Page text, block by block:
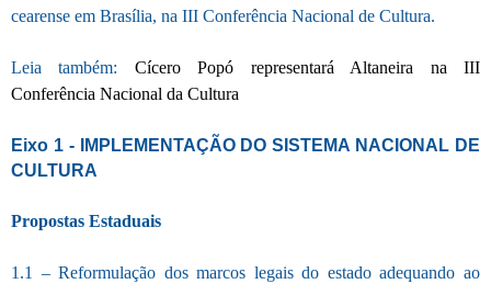
cearense em Brasília, na III Conferência Nacional de Cultura.
Leia também: Cícero Popó representará Altaneira na III
Conferência Nacional da Cultura
Eixo 1 - IMPLEMENTAÇÃO DO SISTEMA NACIONAL DE
CULTURA
Propostas Estaduais
1.1 – Reformulação dos marcos legais do estado adequando ao